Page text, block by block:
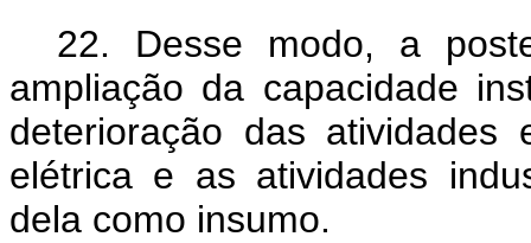
22. Desse modo, a
ampliação da capacidade
deterioração das atividades
elétrica e as atividades
dela como insumo.